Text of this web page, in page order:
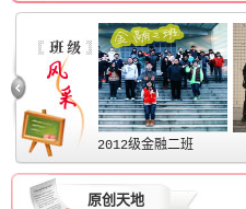
2012级金融二班
原创天地